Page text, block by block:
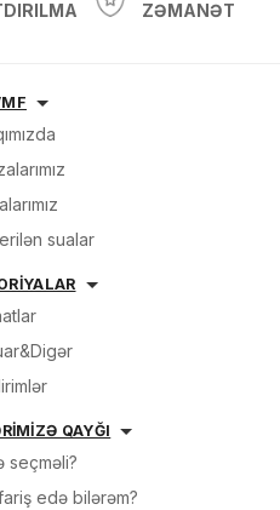
ZƏMANƏT
sualar
QAYĞI
seçməli?
edə bilərəm?